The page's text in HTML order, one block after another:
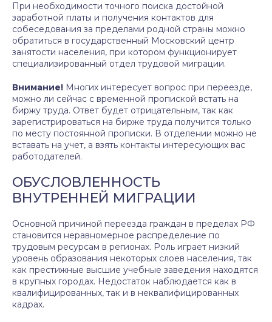
При необходимости точного поиска достойной
заработной платы и получения контактов для
собеседования за пределами родной страны можно
обратиться в государственный Московский центр
занятости населения, при котором функционирует
специализированный отдел трудовой миграции.
Внимание! Многих интересует вопрос при переезде,
можно ли сейчас с временной пропиской встать на
биржу труда. Ответ будет отрицательным, так как
зарегистрироваться на бирже труда получится только
по месту постоянной прописки. В отделении можно не
вставать на учет, а взять контакты интересующих вас
работодателей.
ОБУСЛОВЛЕННОСТЬ
ВНУТРЕННЕЙ МИГРАЦИИ
Основной причиной переезда граждан в пределах РФ
становится неравномерное распределение по
трудовым ресурсам в регионах. Роль играет низкий
уровень образования некоторых слоев населения, так
как престижные высшие учебные заведения находятся
в крупных городах. Недостаток наблюдается как в
квалифицированных, так и в неквалифицированных
кадрах.